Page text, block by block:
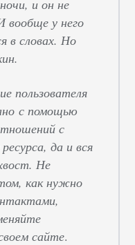
и он не
вообще у него
в словах. Но
пользователя
с помощью
с
да и вся
Не
как нужно
сайте.